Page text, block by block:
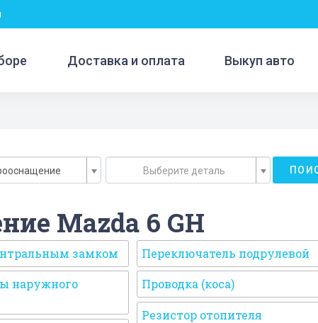
Доставка и оплата Выкуп авто
Выберите деталь
Mazda 6 GH
замком
наружного
Переключатель подрулевой
Проводка (коса)
Резистор отопителя